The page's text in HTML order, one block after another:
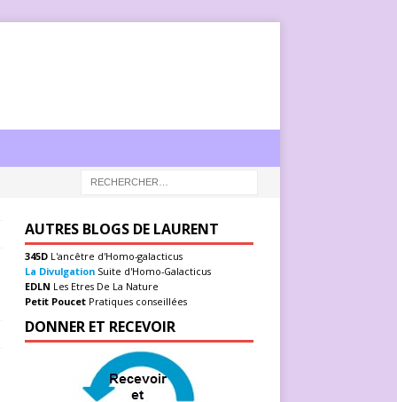
AUTRES BLOGS DE LAURENT
345D L'ancêtre d'Homo-galacticus
La Divulgation Suite d'Homo-Galacticus
EDLN Les Etres De La Nature
Petit Poucet Pratiques conseillées
DONNER ET RECEVOIR